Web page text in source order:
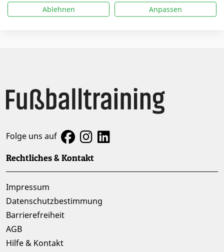
Ich möchte mich einloggen
Folge uns auf
Rechtliches & Kontakt
Impressum
Datenschutzbestimmung
Barrierefreiheit
AGB
Hilfe & Kontakt
Ablehnen
Anpassen